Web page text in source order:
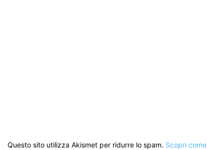
Questo sito utilizza Akismet per ridurre lo spam. Scopri come